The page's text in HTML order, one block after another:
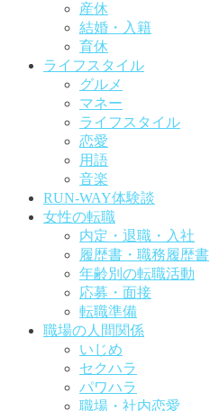
産休
結婚・入籍
育休
ライフスタイル
グルメ
マネー
ライフスタイル
恋愛
用語
音楽
RUN-WAY体験談
女性の転職
内定・退職・入社
履歴書・職務履歴書
年齢別の転職活動
応募・面接
転職準備
職場の人間関係
いじめ
セクハラ
パワハラ
職場・社内恋愛